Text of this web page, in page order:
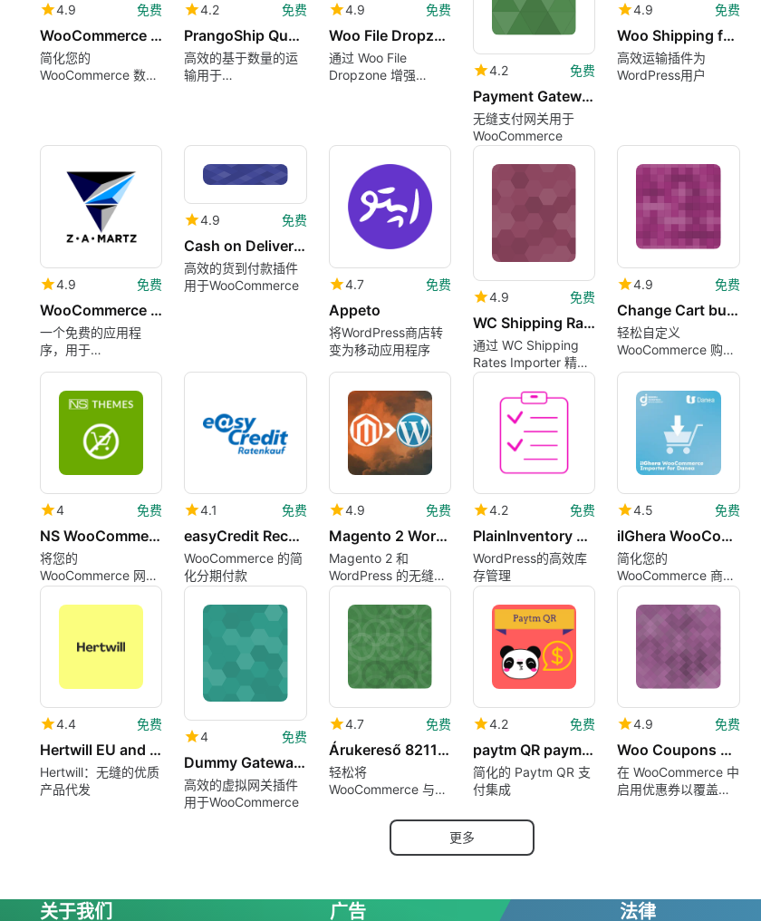
4.9 免费
WooCommerce Exporter for Danea
简化您的
WooCommerce 数据
4.2 免费
PrangoShip Quantity Based for WooCommerce
高效的基于数量的运
输用于
4.9 免费
Woo File Dropzone
通过 Woo File
Dropzone 增强
4.2 免费
Payment Gateway for PayPal Pro on WooCommerce
无缝支付网关用于
WooCommerce
4.9 免费
Woo Shipping for Nova Poshta
高效运输插件为
WordPress用户
4.9 免费
WooCommerce Hide Billing Fields
一个免费的应用程
序，用于
4.9 免费
Cash on Delivery of Russian Post or EMS For WooCommerce
高效的货到付款插件
用于WooCommerce
4.7 免费
Appeto
将WordPress商店转
变为移动应用程序
4.9 免费
WC Shipping Rates Importer
通过 WC Shipping
Rates Importer 精简
运输管理
4.9 免费
Change Cart button Colors WooCommerce
轻松自定义
WooCommerce 购物
4 免费
NS WooCommerce Catalog
将您的
WooCommerce 网站
转换为目录
4.1 免费
easyCredit Rechnung amp Ratenkauf for wooCommerce
WooCommerce 的简
化分期付款
4.9 免费
Magento 2 WordPress Integration
Magento 2 和
WordPress 的无缝集
成
4.2 免费
PlainInventory 8211 Inventory Management Plugin
WordPress的高效库
存管理
4.5 免费
ilGhera WooCommerce Importer for Danea
简化您的
WooCommerce 商店
管理
4.4 免费
Hertwill EU and US Dropshipping
Hertwill：无缝的优质
产品代发
4 免费
Dummy Gateway for WooCommerce
高效的虚拟网关插件
用于WooCommerce
4.7 免费
Árukereső 8211 Megbízható bolt integráció
轻松将
WooCommerce 与
4.2 免费
paytm QR payment gateway
简化的 Paytm QR 支
付集成
4.9 免费
Woo Coupons Pay for Shipping
在 WooCommerce 中
启用优惠券以覆盖运
更多
关于我们 广告 法律